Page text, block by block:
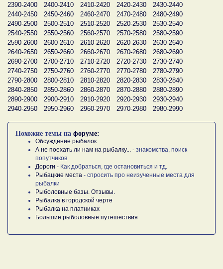
2390-2400
2400-2410 2410-2420 2420-2430
2430-2440
2440-2450
2450-2460 2460-2470 2470-2480
2480-2490
2490-2500
2500-2510 2510-2520 2520-2530
2530-2540
2540-2550
2550-2560 2560-2570 2570-2580
2580-2590
2590-2600
2600-2610 2610-2620 2620-2630
2630-2640
2640-2650
2650-2660 2660-2670 2670-2680
2680-2690
2690-2700
2700-2710 2710-2720 2720-2730
2730-2740
2740-2750
2750-2760 2760-2770 2770-2780
2780-2790
2790-2800
2800-2810 2810-2820 2820-2830
2830-2840
2840-2850
2850-2860 2860-2870 2870-2880
2880-2890
2890-2900
2900-2910 2910-2920 2920-2930
2930-2940
2940-2950
2950-2960 2960-2970 2970-2980 2980-2990
Похожие темы на форуме:
Обсуждение рыбалок
А не поехать ли нам на рыбалку...
- знакомства, поиск
попутчиков
Дороги - Как добраться, где остановиться и тд.
Рыбацкие места - спросить про неизученные места для
рыбалки
Рыболовные базы. Отзывы.
Рыбалка в городской черте
Рыбалка на платниках
Большие рыболовные путешествия